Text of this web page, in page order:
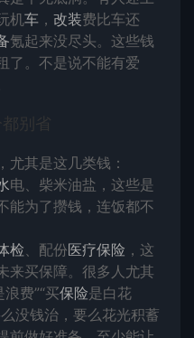
机车 ， 改装费比车还
氪起来没尽头。这些钱
了。不是说不能有爱
别省
尤其是这几类钱：
电、柴米油盐，这些是
能为了攒钱，连饭都不
检、配份医疗保险 ，这
来买保障。很多人尤其
费”“买保险是白花
没钱治，要么花光积蓄